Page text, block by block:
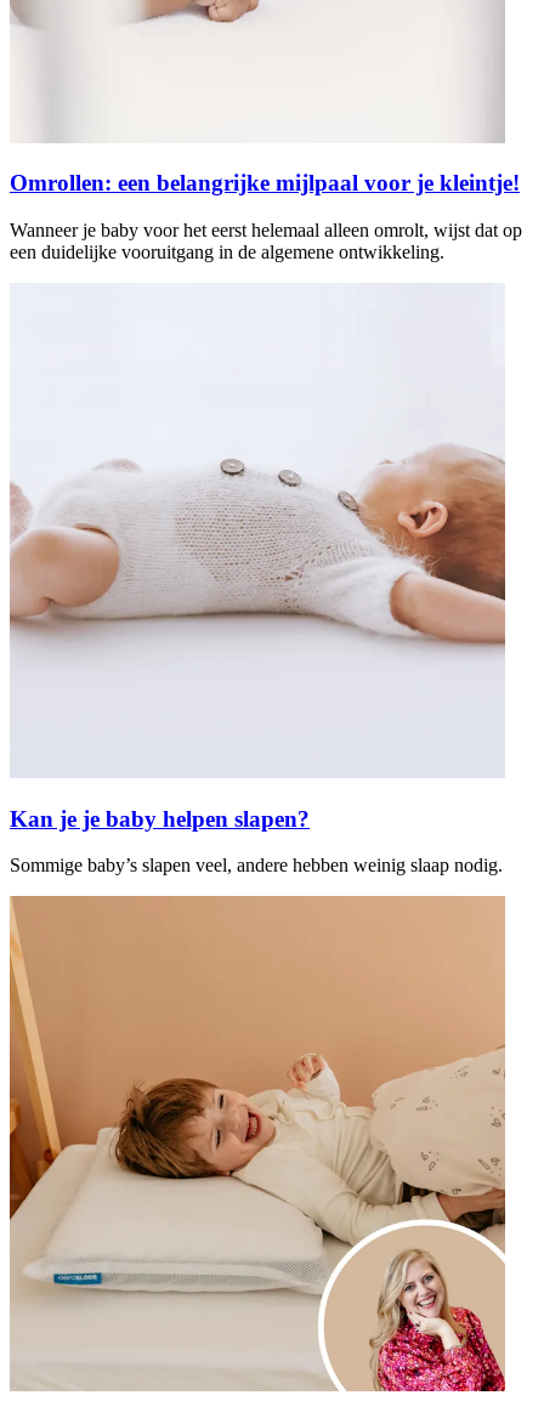
Omrollen: een belangrijke mijlpaal voor je kleintje!
Wanneer je baby voor het eerst helemaal alleen omrolt, wijst dat op
een duidelijke vooruitgang in de algemene ontwikkeling.
Kan je je baby helpen slapen?
Sommige baby’s slapen veel, andere hebben weinig slaap nodig.